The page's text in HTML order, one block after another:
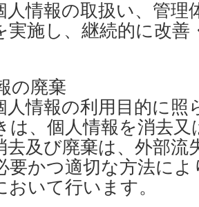
人情報の取扱い、管理
実施し、継続的に改善
の廃棄
人情報の利用目的に照
は、個人情報を消去
去及び廃棄は、外部流
要かつ適切な方法に
おいて行います。